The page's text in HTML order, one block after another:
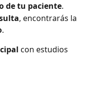
de tu paciente.
, encontrarás la
.
con estudios